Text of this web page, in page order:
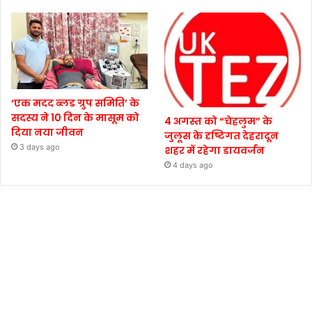
‘एक मदद ब्लड ग्रुप समिति’ के
सदस्य ने 10 दिन के मासूम को
दिया नया जीवन
3 days ago
4 अगस्त को “चेहलुम” के
जुलूस के दृष्टिगत देहरादून
शहर में रहेगा डायवर्जन
4 days ago